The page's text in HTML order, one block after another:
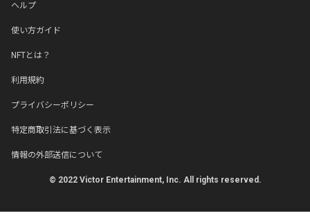
ヘルプ
使い方ガイド
NFTとは？
利用規約
プライバシーポリシー
特定商取引法に基づく表示
情報の外部送信について
© 2022 Victor Entertainment, Inc. All rights reserved.